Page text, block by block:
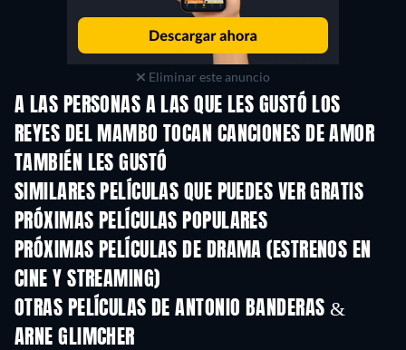
Eliminar este anuncio
A LAS PERSONAS A LAS QUE LES GUSTÓ LOS
REYES DEL MAMBO TOCAN CANCIONES DE AMOR
TAMBIÉN LES GUSTÓ
SIMILARES PELÍCULAS QUE PUEDES VER GRATIS
PRÓXIMAS PELÍCULAS POPULARES
PRÓXIMAS PELÍCULAS DE DRAMA (ESTRENOS EN
CINE Y STREAMING)
OTRAS PELÍCULAS DE ANTONIO BANDERAS &
ARNE GLIMCHER